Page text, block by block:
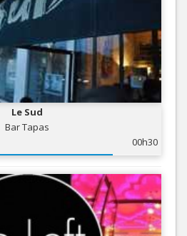
Le Sud
Bar Tapas
00h30